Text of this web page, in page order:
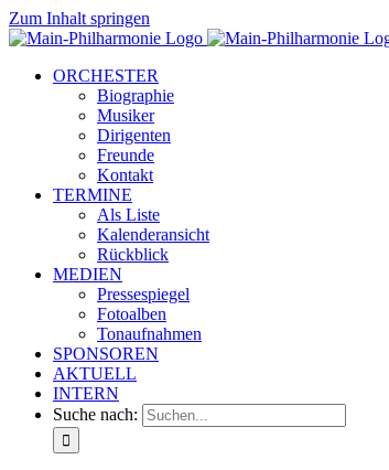
Zum Inhalt springen
ORCHESTER
Biographie
Musiker
Dirigenten
Freunde
Kontakt
TERMINE
Als Liste
Kalenderansicht
Rückblick
MEDIEN
Pressespiegel
Fotoalben
Tonaufnahmen
SPONSOREN
AKTUELL
INTERN
Suche nach: